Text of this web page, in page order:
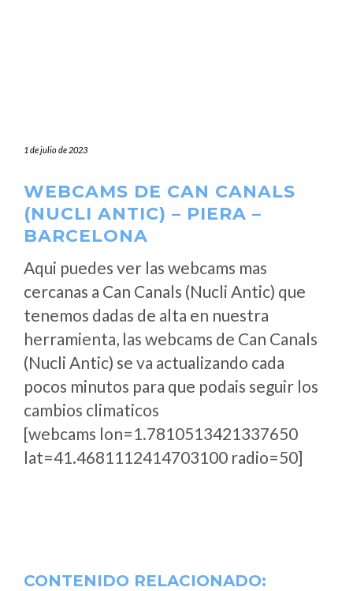
1 de julio de 2023
WEBCAMS DE CAN CANALS
(NUCLI ANTIC) – PIERA –
BARCELONA
Aqui puedes ver las webcams mas
cercanas a Can Canals (Nucli Antic) que
tenemos dadas de alta en nuestra
herramienta, las webcams de Can Canals
(Nucli Antic) se va actualizando cada
pocos minutos para que podais seguir los
cambios climaticos
[webcams lon=1.7810513421337650
lat=41.4681112414703100 radio=50]
CONTENIDO RELACIONADO: